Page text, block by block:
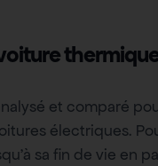
et comparé
électriques.
sa fin de vie en